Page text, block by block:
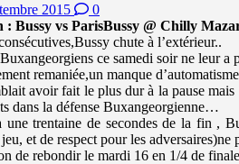
2015
0
Bussy @ Chilly
chute à l’extérieur..
ce samedi soir ne leur
remaniée,un manque
avoir fait le plus dur à la pause mais
dans la défense Buxangeorgienne…
trentaine de secondes de la fin ,
et de respect pour les adversaires)ne
de rebondir le mardi 16 en 1/4 de